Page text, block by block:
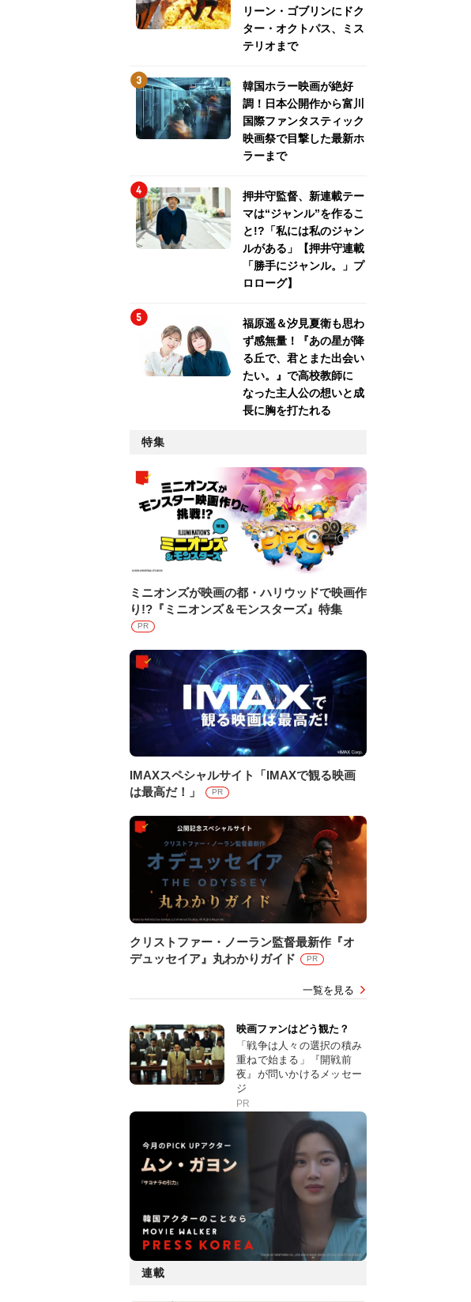
リーン・ゴブリンにドク
ター・オクトパス、ミス
テリオまで
韓国ホラー映画が絶好
調！日本公開作から富川
国際ファンタスティック
映画祭で目撃した最新ホ
ラーまで
押井守監督、新連載テー
マは“ジャンル”を作るこ
と!?「私には私のジャン
ルがある」【押井守連載
「勝手にジャンル。」プ
ロローグ】
福原遥＆汐見夏衛も思わ
ず感無量！『あの星が降
る丘で、君とまた出会い
たい。』で高校教師に
なった主人公の想いと成
長に胸を打たれる
特集
ミニオンズが映画の都・ハリウッドで映画作
り!?『ミニオンズ＆モンスターズ』特集
PR
IMAXスペシャルサイト「IMAXで観る映画
は最高だ！」
PR
クリストファー・ノーラン監督最新作『オ
デュッセイア』丸わかりガイド
PR
一覧を見る
映画ファンはどう観た？
「戦争は人々の選択の積み
重ねで始まる」『開戦前
夜』が問いかけるメッセー
ジ
PR
連載